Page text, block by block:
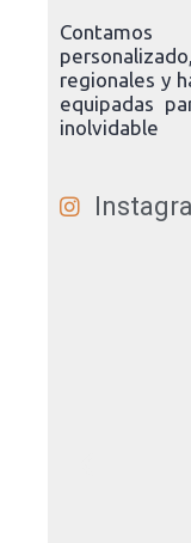
regionales y
equipadas
inolvidable